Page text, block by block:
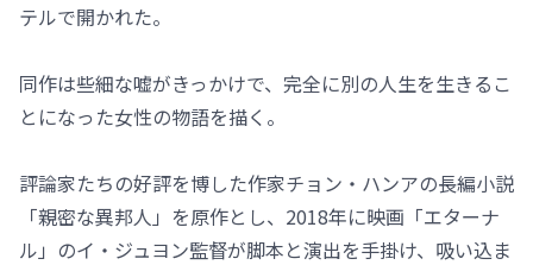
テルで開かれた。
同作は些細な嘘がきっかけで、完全に別の人生を生きるこ
とになった女性の物語を描く。
評論家たちの好評を博した作家チョン・ハンアの長編小説
「親密な異邦人」を原作とし、2018年に映画「エターナ
ル」のイ・ジュヨン監督が脚本と演出を手掛け、吸い込ま